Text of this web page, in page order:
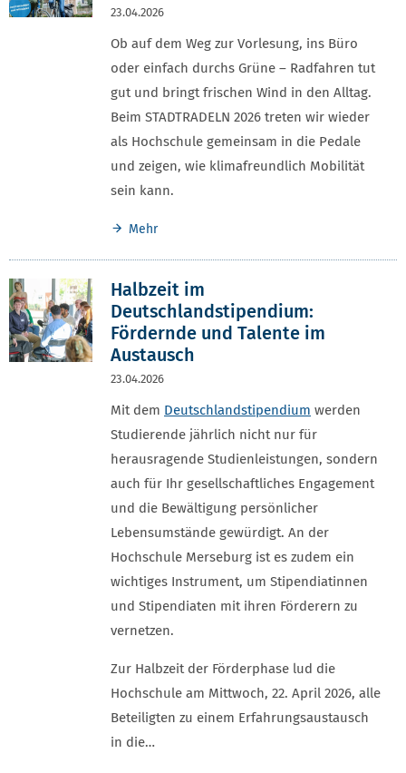
23.04.2026
Ob auf dem Weg zur Vorlesung, ins Büro
oder einfach durchs Grüne – Radfahren tut
gut und bringt frischen Wind in den Alltag.
Beim STADTRADELN 2026 treten wir wieder
als Hochschule gemeinsam in die Pedale
und zeigen, wie klimafreundlich Mobilität
sein kann.
Mehr
Halbzeit im
Deutschlandstipendium:
Fördernde und Talente im
Austausch
23.04.2026
Mit dem Deutschlandstipendium werden
Studierende jährlich nicht nur für
herausragende Studienleistungen, sondern
auch für Ihr gesellschaftliches Engagement
und die Bewältigung persönlicher
Lebensumstände gewürdigt. An der
Hochschule Merseburg ist es zudem ein
wichtiges Instrument, um Stipendiatinnen
und Stipendiaten mit ihren Förderern zu
vernetzen.
Zur Halbzeit der Förderphase lud die
Hochschule am Mittwoch, 22. April 2026, alle
Beteiligten zu einem Erfahrungsaustausch
in die…